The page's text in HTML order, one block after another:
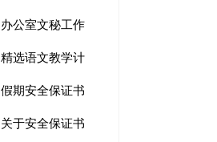
证书3篇
办公室文秘工作
总结
精选语文教学计
划集锦五篇
假期安全保证书
模板合集10篇
关于安全保证书